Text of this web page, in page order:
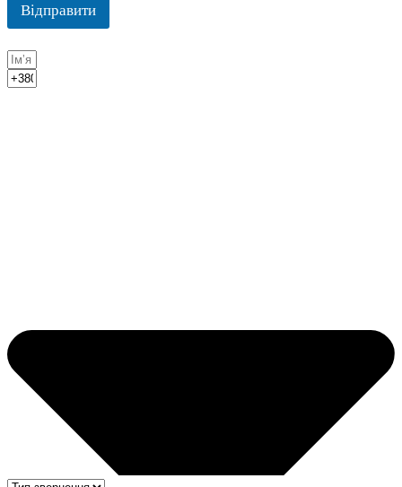
Відправити